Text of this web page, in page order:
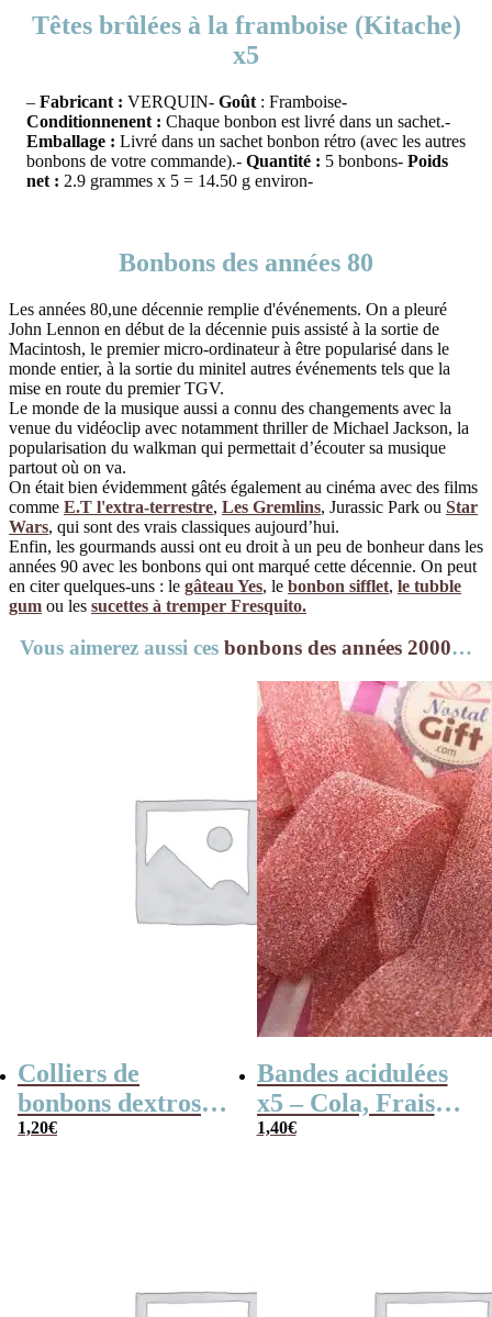
Têtes brûlées à la framboise (Kitache)
x5
– Fabricant : VERQUIN- Goût : Framboise-
Conditionnenent : Chaque bonbon est livré dans un sachet.-
Emballage : Livré dans un sachet bonbon rétro (avec les autres
bonbons de votre commande).- Quantité : 5 bonbons- Poids
net : 2.9 grammes x 5 = 14.50 g environ-
Bonbons des années 80
Les années 80,une décennie remplie d'événements. On a pleuré
John Lennon en début de la décennie puis assisté à la sortie de
Macintosh, le premier micro-ordinateur à être popularisé dans le
monde entier, à la sortie du minitel autres événements tels que la
mise en route du premier TGV.
Le monde de la musique aussi a connu des changements avec la
venue du vidéoclip avec notamment thriller de Michael Jackson, la
popularisation du walkman qui permettait d’écouter sa musique
partout où on va.
On était bien évidemment gâtés également au cinéma avec des films
comme E.T l'extra-terrestre, Les Gremlins, Jurassic Park ou Star
Wars, qui sont des vrais classiques aujourd’hui.
Enfin, les gourmands aussi ont eu droit à un peu de bonheur dans les
années 90 avec les bonbons qui ont marqué cette décennie. On peut
en citer quelques-uns : le gâteau Yes, le bonbon sifflet, le tubble
gum ou les sucettes à tremper Fresquito.
Vous aimerez aussi ces bonbons des années 2000…
Colliers de
bonbons dextrose
x2
1,20€
Bandes acidulées
x5 – Cola, Fraise,
Framboise,
1,40€